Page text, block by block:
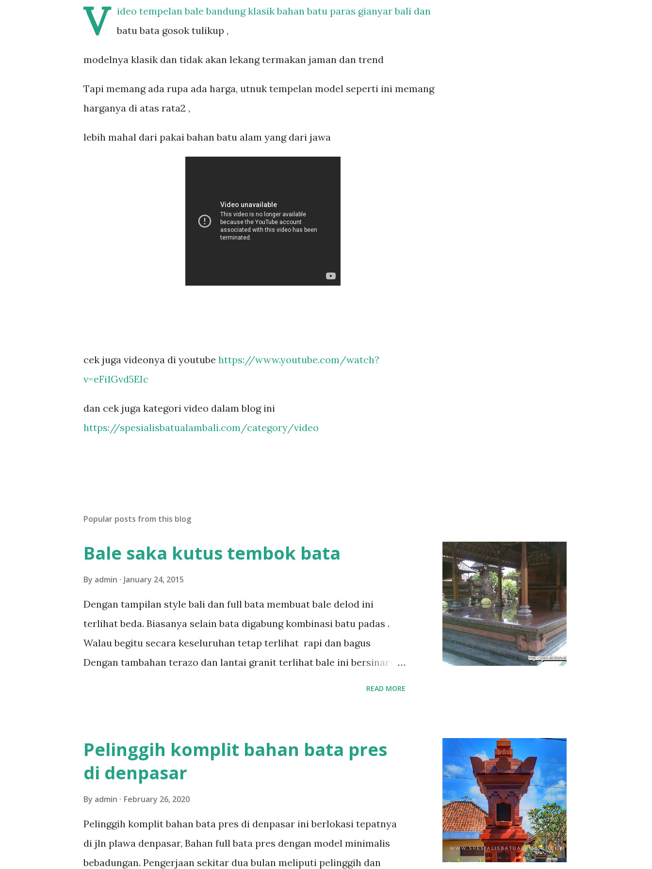
V
ideo tempelan bale bandung klasik bahan batu paras gianyar bali dan
batu bata gosok tulikup ,
modelnya klasik dan tidak akan lekang termakan jaman dan trend
Tapi memang ada rupa ada harga, utnuk tempelan model seperti ini memang
harganya di atas rata2 ,
lebih mahal dari pakai bahan batu alam yang dari jawa
cek juga videonya di youtube https://www.youtube.com/watch?
v=eFi1Gvd5EIc
dan cek juga kategori video dalam blog ini
https://spesialisbatualambali.com/category/video
Popular posts from this blog
Bale saka kutus tembok bata
By admin January 24, 2015
Dengan tampilan style bali dan full bata membuat bale delod ini
terlihat beda. Biasanya selain bata digabung kombinasi batu padas .
Walau begitu secara keseluruhan tetap terlihat rapi dan bagus
Dengan tambahan terazo dan lantai granit terlihat bale ini bersinar
READ MORE
Pelinggih komplit bahan bata pres
di denpasar
By admin February 26, 2020
Pelinggih komplit bahan bata pres di denpasar ini berlokasi tepatnya
di jln plawa denpasar, Bahan full bata pres dengan model minimalis
bebadungan. Pengerjaan sekitar dua bulan meliputi pelinggih dan